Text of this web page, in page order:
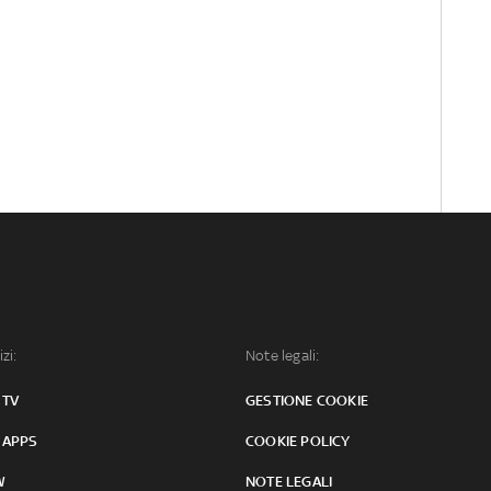
Note legali:
GESTIONE COOKIE
COOKIE POLICY
NOTE LEGALI